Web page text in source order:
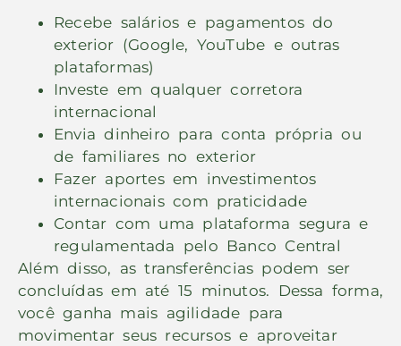
Recebe salários e pagamentos do
exterior (Google, YouTube e outras
plataformas)
Investe em qualquer corretora
internacional
Envia dinheiro para conta própria ou
de familiares no exterior
Fazer aportes em investimentos
internacionais com praticidade
Contar com uma plataforma segura e
regulamentada pelo Banco Central
Além disso, as transferências podem ser
concluídas em até 15 minutos. Dessa forma,
você ganha mais agilidade para
movimentar seus recursos e aproveitar